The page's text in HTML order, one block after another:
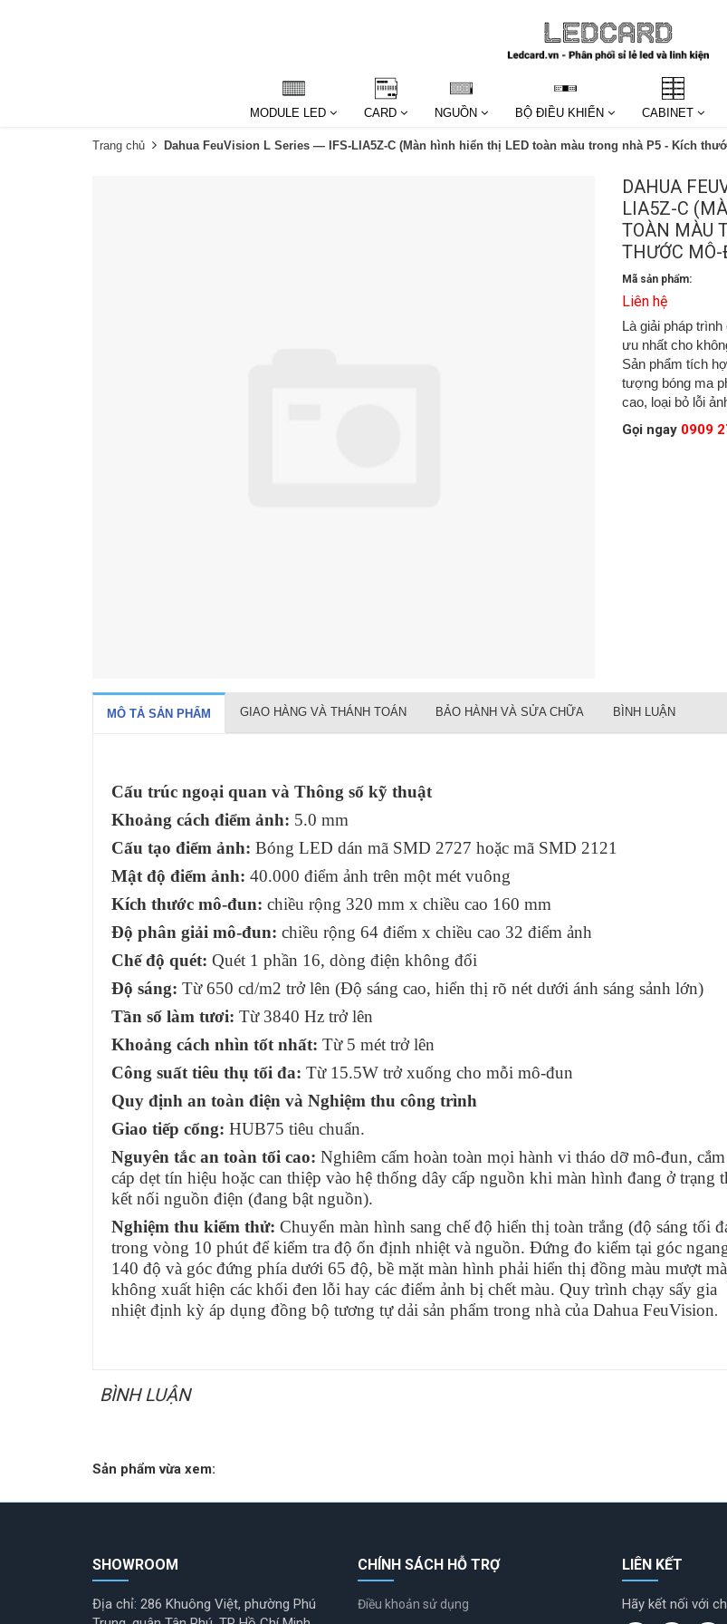
MODULE LED CARD NGUỒN BỘ ĐIỀU KHIỂN CABINET
Trang chủ Dahua FeuVision L Series — IFS-LIA5Z-C (Màn hình hiển thị LED toàn màu trong nhà P5 - Kích
DAHUA
LIA5Z-C
TOÀN MÀU
THƯỚC
Mã sản phẩm:
Liên hệ
Là giải pháp
ưu nhất cho
Sản phẩm tích
tượng bóng ma
cao, loại bỏ lỗi
Gọi ngay 0909
MÔ TẢ SẢN PHẨM GIAO HÀNG VÀ THÁNH TOÁN BẢO HÀNH VÀ SỬA CHỮA BÌNH LUẬN
Cấu trúc ngoại quan và Thông số kỹ thuật
Khoảng cách điểm ảnh: 5.0 mm
Cấu tạo điểm ảnh: Bóng LED dán mã SMD 2727 hoặc mã SMD 2121
Mật độ điểm ảnh: 40.000 điểm ảnh trên một mét vuông
Kích thước mô-đun: chiều rộng 320 mm x chiều cao 160 mm
Độ phân giải mô-đun: chiều rộng 64 điểm x chiều cao 32 điểm ảnh
Chế độ quét: Quét 1 phần 16, dòng điện không đổi
Độ sáng: Từ 650 cd/m2 trở lên (Độ sáng cao, hiển thị rõ nét dưới ánh sáng sảnh lớn)
Tần số làm tươi: Từ 3840 Hz trở lên
Khoảng cách nhìn tốt nhất: Từ 5 mét trở lên
Công suất tiêu thụ tối đa: Từ 15.5W trở xuống cho mỗi mô-đun
Quy định an toàn điện và Nghiệm thu công trình
Giao tiếp cổng: HUB75 tiêu chuẩn.
Nguyên tắc an toàn tối cao: Nghiêm cấm hoàn toàn mọi hành vi tháo dỡ mô-đun,
cáp dẹt tín hiệu hoặc can thiệp vào hệ thống dây cấp nguồn khi màn hình đang ở trạng
kết nối nguồn điện (đang bật nguồn).
Nghiệm thu kiểm thử: Chuyển màn hình sang chế độ hiển thị toàn trắng (độ sáng tối
trong vòng 10 phút để kiểm tra độ ổn định nhiệt và nguồn. Đứng đo kiểm tại góc
140 độ và góc đứng phía dưới 65 độ, bề mặt màn hình phải hiển thị đồng màu mượt
không xuất hiện các khối đen lỗi hay các điểm ảnh bị chết màu. Quy trình chạy sấy gia
nhiệt định kỳ áp dụng đồng bộ tương tự dải sản phẩm trong nhà của Dahua FeuVision.
BÌNH LUẬN
Sản phẩm vừa xem:
SHOWROOM
Địa chỉ: 286 Khuông Việt, phường Phú
CHÍNH SÁCH HỖ TRỢ
Điều khoản sử dụng
LIÊN KẾT
Hãy kết nối với